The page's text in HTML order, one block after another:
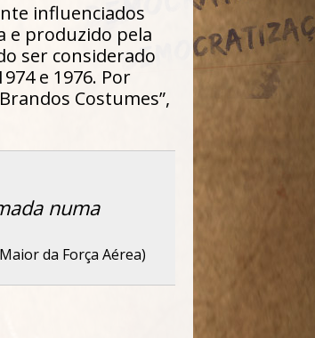
influenciados
e produzido pela
ser considerado
e 1976. Por
Costumes”,
numa
da Força Aérea)